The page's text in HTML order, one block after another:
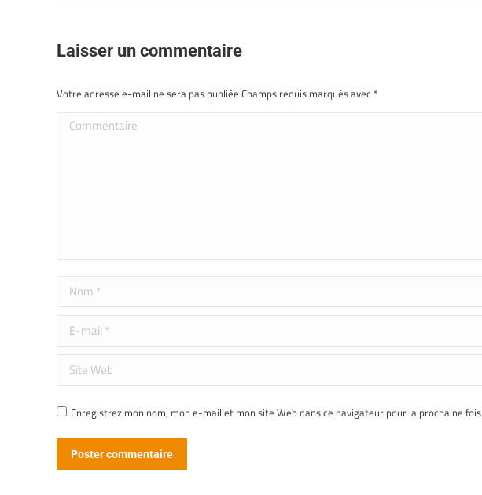
Laisser un commentaire
Votre adresse e-mail ne sera pas publiée Champs requis marqués avec *
Commentaire
Nom *
E-mail *
Site Web
Enregistrez mon nom, mon e-mail et mon site Web dans ce navigateur pour la prochaine
Poster commentaire